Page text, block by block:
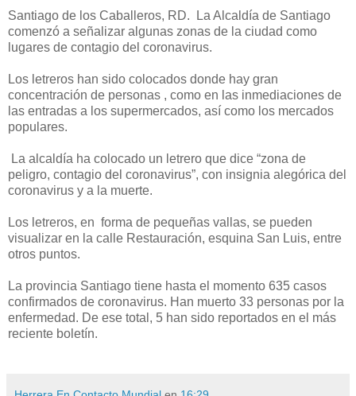
Santiago de los Caballeros, RD. La Alcaldía de Santiago
comenzó a señalizar algunas zonas de la ciudad como
lugares de contagio del coronavirus.
Los letreros han sido colocados donde hay gran
concentración de personas , como en las inmediaciones de
las entradas a los supermercados, así como los mercados
populares.
La alcaldía ha colocado un letrero que dice “zona de
peligro, contagio del coronavirus”, con insignia alegórica del
coronavirus y a la muerte.
Los letreros, en forma de pequeñas vallas, se pueden
visualizar en la calle Restauración, esquina San Luis, entre
otros puntos.
La provincia Santiago tiene hasta el momento 635 casos
confirmados de coronavirus. Han muerto 33 personas por la
enfermedad. De ese total, 5 han sido reportados en el más
reciente boletín.